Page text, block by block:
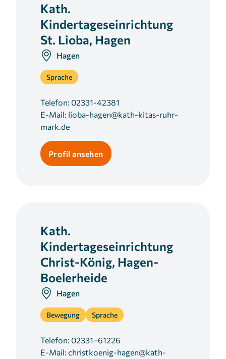
Kath.
Kindertageseinrichtung
St. Lioba, Hagen
Hagen
Sprache
Telefon: 02331-42381
E-Mail: lioba-hagen@kath-kitas-ruhr-
mark.de
Profil ansehen
Kath.
Kindertageseinrichtung
Christ-König, Hagen-
Boelerheide
Hagen
Bewegung Sprache
Telefon: 02331–61226
E-Mail: christkoenig-hagen@kath-